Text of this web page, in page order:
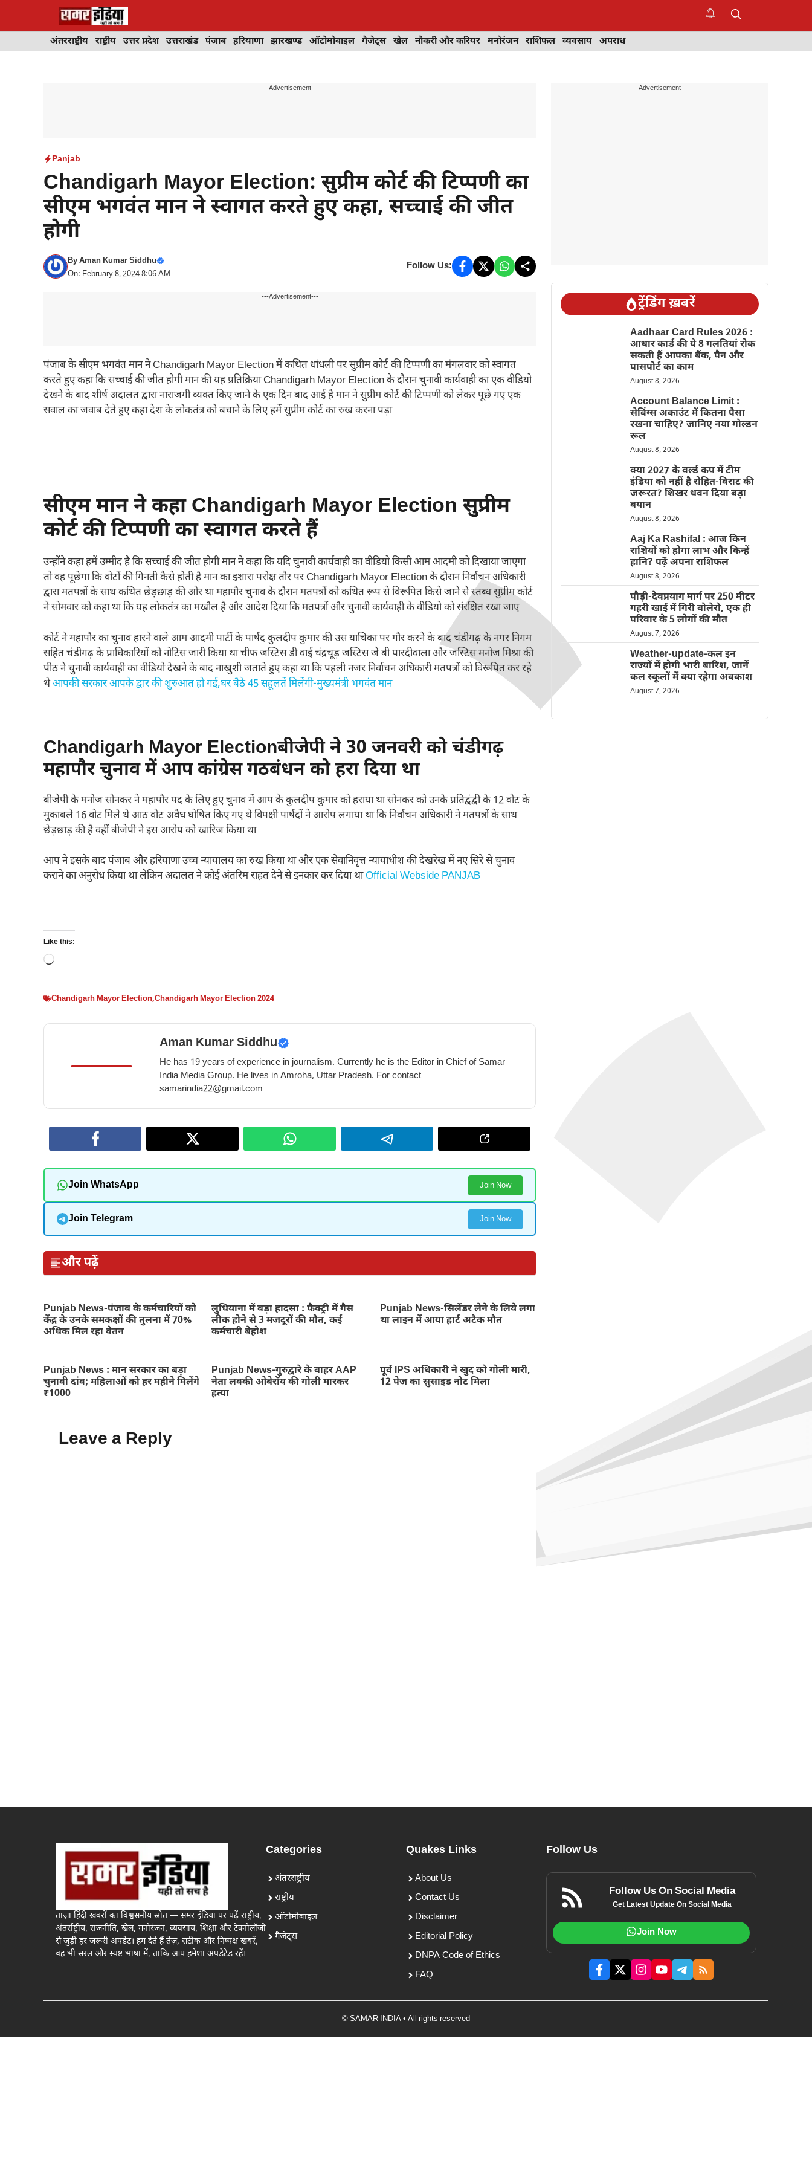
अंतरराष्ट्रीय राष्ट्रीय उत्तर प्रदेश उत्तराखंड पंजाब हरियाणा झारखण्ड ऑटोमोबाइल गैजेट्स खेल नौकरी और करियर मनोरंजन राशिफल व्यवसाय अपराध
---Advertisement---
Panjab
Chandigarh Mayor Election: सुप्रीम कोर्ट की टिप्पणी का
सीएम भगवंत मान ने स्वागत करते हुए कहा, सच्चाई की जीत
होगी
ByAman Kumar Siddhu
On: February 8, 2024 8:06 AM
Follow Us:
---Advertisement---
पंजाब के सीएम भगवंत मान ने Chandigarh Mayor Election में कथित धांधली पर सुप्रीम कोर्ट की टिप्पणी का मंगलवार को स्वागत
करते हुए कहा कि सच्चाई की जीत होगी मान की यह प्रतिक्रिया Chandigarh Mayor Election के दौरान चुनावी कार्यवाही का एक वीडियो
देखने के बाद शीर्ष अदालत द्वारा नाराजगी व्यक्त किए जाने के एक दिन बाद आई है मान ने सुप्रीम कोर्ट की टिप्पणी को लेकर पूछे गए एक
सवाल का जवाब देते हुए कहा देश के लोकतंत्र को बचाने के लिए हमें सुप्रीम कोर्ट का रुख करना पड़ा
सीएम मान ने कहा Chandigarh Mayor Election सुप्रीम
कोर्ट की टिप्पणी का स्वागत करते हैं
उन्होंने कहा हमें उम्मीद है कि सच्चाई की जीत होगी मान ने कहा कि यदि चुनावी कार्यवाही का वीडियो किसी आम आदमी को दिखाया जाएगा
तो वह पूछेगा कि वोटों की गिनती कैसे होती है मान का इशारा परोक्ष तौर पर Chandigarh Mayor Election के दौरान निर्वाचन अधिकारी
द्वारा मतपत्रों के साथ कथित छेड़छाड़ की ओर था महापौर चुनाव के दौरान मतपत्रों को कथित रूप से विरूपित किसे जाने से स्तब्ध सुप्रीम कोर्ट
ने सोमवार को कहा था कि यह लोकतंत्र का मखौल है और आदेश दिया कि मतपत्रों और चुनावी कार्यवाही के वीडियो को संरक्षित रखा जाए
कोर्ट ने महापौर का चुनाव हारने वाले आम आदमी पार्टी के पार्षद कुलदीप कुमार की उस याचिका पर गौर करने के बाद चंडीगढ़ के नगर निगम
सहित चंडीगढ़ के प्राधिकारियों को नोटिस जारी किया था चीफ जस्टिस डी वाई चंद्रचूड़ जस्टिस जे बी पारदीवाला और जस्टिस मनोज मिश्रा की
पीठ ने चुनावी कार्यवाही का वीडियो देखने के बाद नाखुशी जताते हुए कहा था कि पहली नजर निर्वाचन अधिकारी मतपत्रों को विरूपित कर रहे
थेआपकी सरकार आपके द्वार की शुरुआत हो गई,घर बैठे 45 सहूलतें मिलेंगी-मुख्यमंत्री भगवंत मान
Chandigarh Mayor Electionबीजेपी ने 30 जनवरी को चंडीगढ़
महापौर चुनाव में आप कांग्रेस गठबंधन को हरा दिया था
बीजेपी के मनोज सोनकर ने महापौर पद के लिए हुए चुनाव में आप के कुलदीप कुमार को हराया था सोनकर को उनके प्रतिद्वंद्वी के 12 वोट के
मुकाबले 16 वोट मिले थे आठ वोट अवैध घोषित किए गए थे विपक्षी पार्षदों ने आरोप लगाया था कि निर्वाचन अधिकारी ने मतपत्रों के साथ
छेड़छाड़ की है वहीं बीजेपी ने इस आरोप को खारिज किया था
आप ने इसके बाद पंजाब और हरियाणा उच्च न्यायालय का रुख किया था और एक सेवानिवृत्त न्यायाधीश की देखरेख में नए सिरे से चुनाव
कराने का अनुरोध किया था लेकिन अदालत ने कोई अंतरिम राहत देने से इनकार कर दिया थाOfficial Webside PANJAB
Like this:
Loading…
Chandigarh Mayor Election,Chandigarh Mayor Election 2024
Aman Kumar Siddhu
He has 19 years of experience in journalism. Currently he is the Editor in Chief of Samar
India Media Group. He lives in Amroha, Uttar Pradesh. For contact
samarindia22@gmail.com
Join WhatsApp Join Now
Join Telegram Join Now
और पढ़ें
Punjab News-पंजाब के कर्मचारियों को
केंद्र के उनके समकक्षों की तुलना में 70%
अधिक मिल रहा वेतन
लुधियाना में बड़ा हादसा : फैक्ट्री में गैस
लीक होने से 3 मजदूरों की मौत, कई
कर्मचारी बेहोश
Punjab News-सिलेंडर लेने के लिये लगा
था लाइन में आया हार्ट अटैक मौत
Punjab News : मान सरकार का बड़ा
चुनावी दांव; महिलाओं को हर महीने मिलेंगे
₹1000
Punjab News-गुरुद्वारे के बाहर AAP
नेता लक्की ओबेरॉय की गोली मारकर
हत्या
पूर्व IPS अधिकारी ने खुद को गोली मारी,
12 पेज का सुसाइड नोट मिला
Leave a Reply
---Advertisement---
ट्रेंडिंग ख़बरें
Aadhaar Card Rules 2026 :
आधार कार्ड की ये 8 गलतियां रोक
सकती हैं आपका बैंक, पैन और
पासपोर्ट का काम
August 8, 2026
Account Balance Limit :
सेविंग्स अकाउंट में कितना पैसा
रखना चाहिए? जानिए नया गोल्डन
रूल
August 8, 2026
क्या 2027 के वर्ल्ड कप में टीम
इंडिया को नहीं है रोहित-विराट की
जरूरत? शिखर धवन दिया बड़ा
बयान
August 8, 2026
Aaj Ka Rashifal : आज किन
राशियों को होगा लाभ और किन्हें
हानि? पढ़ें अपना राशिफल
August 8, 2026
पौड़ी-देवप्रयाग मार्ग पर 250 मीटर
गहरी खाई में गिरी बोलेरो, एक ही
परिवार के 5 लोगों की मौत
August 7, 2026
Weather-update-कल इन
राज्यों में होगी भारी बारिश, जानें
कल स्कूलों में क्या रहेगा अवकाश
August 7, 2026
ताज़ा हिंदी खबरों का विश्वसनीय स्रोत — समर इंडिया पर पढ़ें राष्ट्रीय,
अंतर्राष्ट्रीय, राजनीति, खेल, मनोरंजन, व्यवसाय, शिक्षा और टेक्नोलॉजी
से जुड़ी हर जरूरी अपडेट। हम देते हैं तेज़, सटीक और निष्पक्ष खबरें,
वह भी सरल और स्पष्ट भाषा में, ताकि आप हमेशा अपडेटेड रहें।
Categories
अंतरराष्ट्रीय
राष्ट्रीय
ऑटोमोबाइल
गैजेट्स
Quakes Links
About Us
Contact Us
Disclaimer
Editorial Policy
DNPA Code of Ethics
FAQ
Follow Us
Follow Us On Social Media
Get Latest Update On Social Media
Join Now
© SAMAR INDIA • All rights reserved